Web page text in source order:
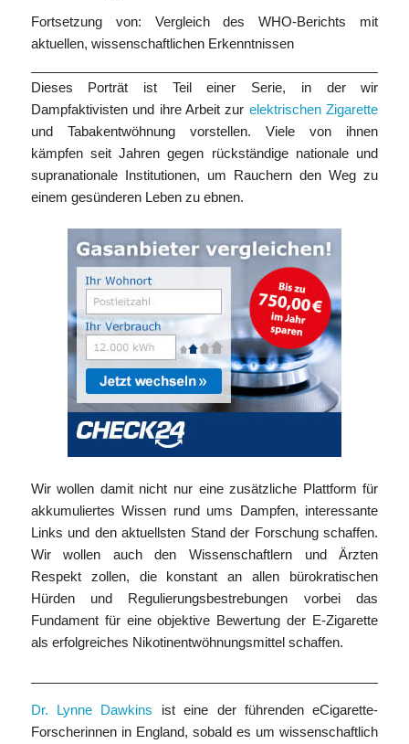
Fortsetzung von: Vergleich des WHO-Berichts mit
aktuellen, wissenschaftlichen Erkenntnissen
Dieses Porträt ist Teil einer Serie, in der wir
Dampfaktivisten und ihre Arbeit zur elektrischen Zigarette
und Tabakentwöhnung vorstellen. Viele von ihnen
kämpfen seit Jahren gegen rückständige nationale und
supranationale Institutionen, um Rauchern den Weg zu
einem gesünderen Leben zu ebnen.
Wir wollen damit nicht nur eine zusätzliche Plattform für
akkumuliertes Wissen rund ums Dampfen, interessante
Links und den aktuellsten Stand der Forschung schaffen.
Wir wollen auch den Wissenschaftlern und Ärzten
Respekt zollen, die konstant an allen bürokratischen
Hürden und Regulierungsbestrebungen vorbei das
Fundament für eine objektive Bewertung der E-Zigarette
als erfolgreiches Nikotinentwöhnungsmittel schaffen.
Dr. Lynne Dawkins ist eine der führenden eCigarette-
Forscherinnen in England, sobald es um wissenschaftlich